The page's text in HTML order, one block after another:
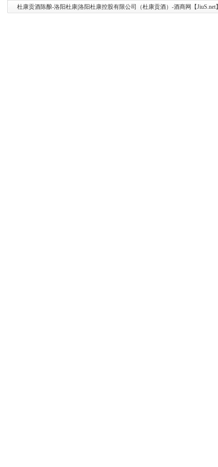
杜康贡酒陈酿-洛阳杜康|洛阳杜康控股有限公司（杜康贡酒）-酒商网【JiuS.net